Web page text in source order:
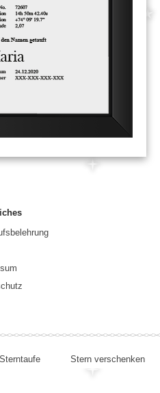
Sterntaufe Stern verschenken